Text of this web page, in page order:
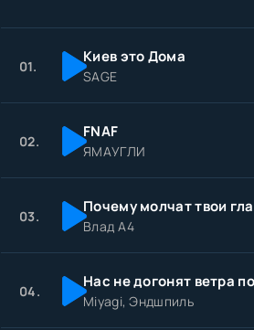
Жить тяжело и неуютно зато
01. Киев это Дома
SAGE
02. FNAF
ЯМАУГЛИ
03.
Влад А4
04.
Miyagi, Эндшпиль